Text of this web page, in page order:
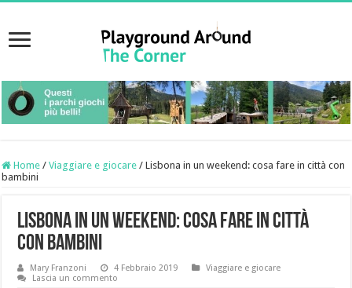
Home / Viaggiare e giocare / Lisbona in un weekend: cosa fare in città con
bambini
Lisbona in un weekend: cosa fare in città
con bambini
Mary Franzoni 4 Febbraio 2019
Viaggiare e giocare
Lascia un commento